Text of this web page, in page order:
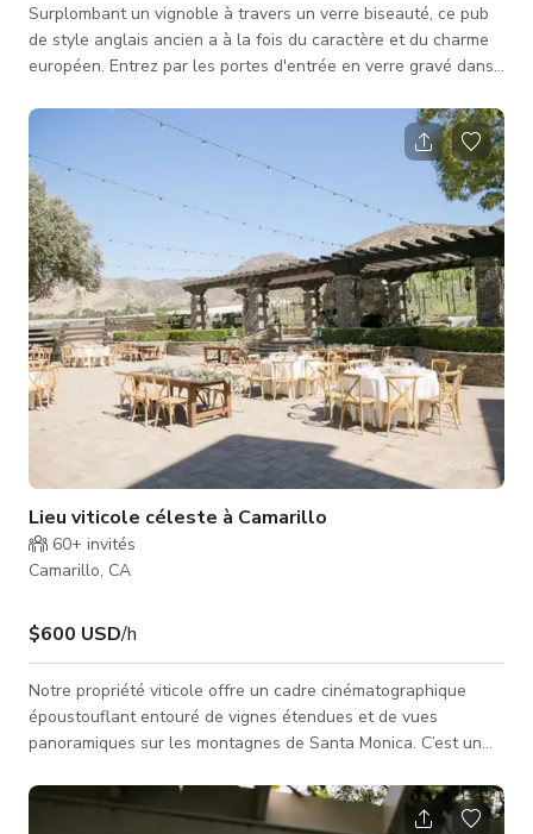
Surplombant un vignoble à travers un verre biseauté, ce pub
de style anglais ancien a à la fois du caractère et du charme
européen. Entrez par les portes d'entrée en verre gravé dans
d'un lustre en vitrail, d'une table de poker/bar réversible, d'un
jeu de fléchettes, d'un bar en retrait et de chopes de bière qui
entourent la pièce - cette salle a tout et plus encore à offrir
aux cinéastes et photographes. Les belles teint
Lieu viticole céleste à Camarillo
60+ invités
Camarillo, CA
$600 USD/h
Notre propriété viticole offre un cadre cinématographique
époustouflant entouré de vignes étendues et de vues
panoramiques sur les montagnes de Santa Monica. C’est un
créatives recherchant la beauté naturelle de la région viticole
du sud de la Californie. Les terrains comprennent une variété